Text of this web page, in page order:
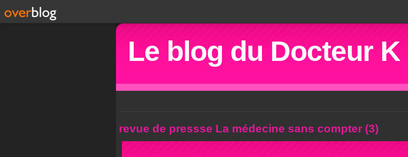
Le blog du Docteur K
revue de pressse La médecine sans compter (3)